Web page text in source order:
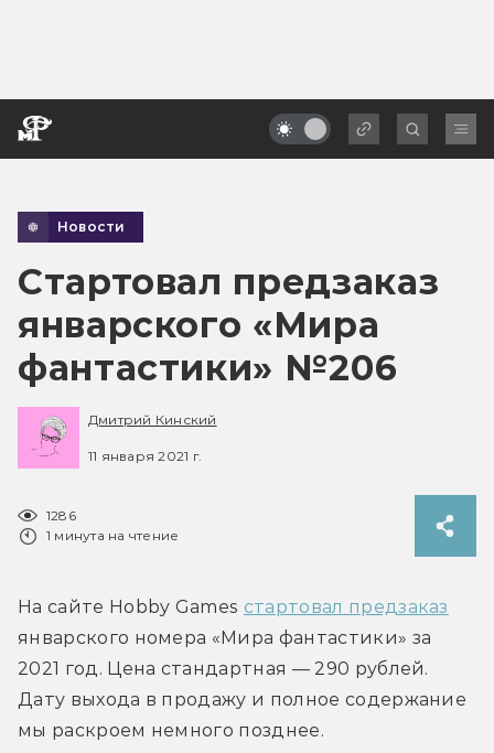
Новости
Стартовал предзаказ
январского «Мира
фантастики» №206
Дмитрий Кинский
11 января 2021 г.
1286
1 минута на чтение
На сайте Hobby Games стартовал предзаказ
январского номера «Мира фантастики» за
2021 год. Цена стандартная — 290 рублей.
Дату выхода в продажу и полное содержание
мы раскроем немного позднее.